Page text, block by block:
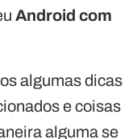
Android com
algumas dicas
e coisas
alguma se